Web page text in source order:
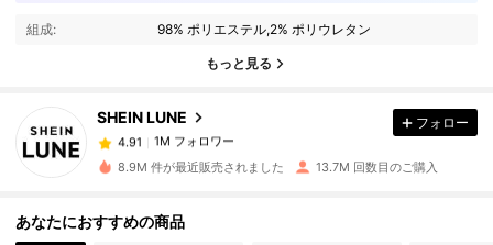
組成: 98% ポリエステル,2% ポリウレタン
もっと見る
SHEIN LUNE
1M フォロワー
4.91 1M フォロワー
フォロー
8.9M 件が最近販売されました 13.7M 回数目のご購入
あなたにおすすめの商品